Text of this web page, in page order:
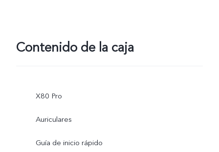
Contenido de la caja
X80 Pro
Auriculares
Guía de inicio rápido